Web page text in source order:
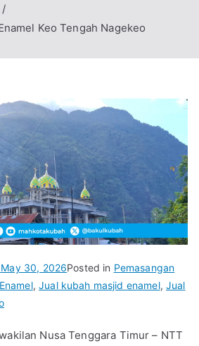
Keo Tengah Nagekeo
May 30, 2026Posted in Pemasangan
,Jual kubah masjid enamel, Jual
Nusa Tenggara Timur – NTT